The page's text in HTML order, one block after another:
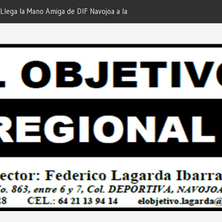
de DIF Navojoa a la Ampliación
de Servicios… Desde: Redacción
Nuestras Familias!…